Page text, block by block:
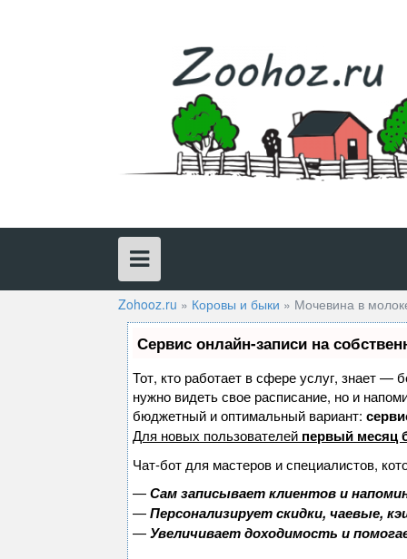
Zohooz.ru » Коровы и быки » Мочевина в
Сервис онлайн-записи на
Тот, кто работает в сфере услуг, знает —
нужно видеть свое расписание, но и
бюджетный и оптимальный вариант:
Для новых пользователей первый месяц
Чат-бот для мастеров и специалистов,
—Сам записывает клиентов и
—Персонализирует скидки, чаевые,
—Увеличивает доходимость и